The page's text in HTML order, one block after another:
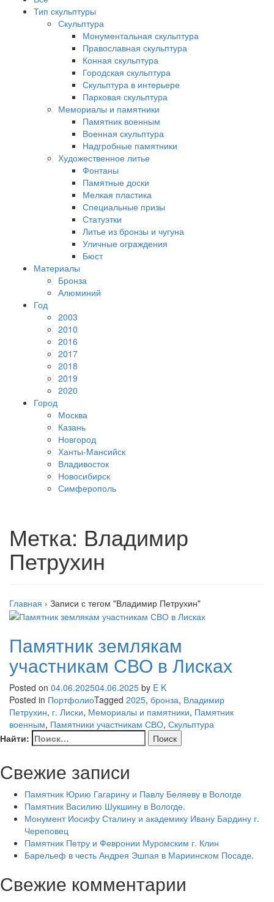
Тип скульптуры
Скульптура
Монументальная скульптура
Православная скульптура
Конная скульптура
Городская скульптура
Скульптура в интерьере
Парковая скульптура
Мемориалы и памятники
Памятник военным
Военная скульптура
Надгробные памятники
Художественное литье
Фонтаны
Памятные доски
Мелкая пластика
Специальные призы
Статуэтки
Литье из бронзы и чугуна
Уличные ограждения
Бюст
Материалы
Бронза
Алюминий
Год
2003
2010
2016
2017
2018
2019
2020
Город
Москва
Казань
Новгород
Ханты-Мансийск
Владивосток
Новосибирск
Симферополь
Метка: Владимир
Петрухин
Главная › Записи с тегом "Владимир Петрухин"
Памятник землякам
участникам СВО в Лисках
Posted on 04.06.202504.06.2025 by E K
Posted in ПортфолиоTagged 2025, бронза, Владимир
Петрухин, г. Лиски, Мемориалы и памятники, Памятник
военным, Памятники участникам СВО, Скульптура
Найти:
Свежие записи
Памятник Юрию Гагарину и Павлу Беляеву в Вологде
Памятник Василию Шукшину в Вологде.
Монумент Иосифу Сталину и академику Ивану Бардину г.
Череповец
Памятник Петру и Февронии Муромским г. Клин
Барельеф в честь Андрея Эшпая в Мариинском Посаде.
Свежие комментарии